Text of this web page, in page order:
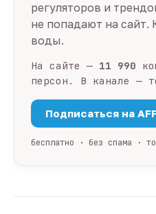
регуляторов и
не попадают на сайт.
воды.
На сайте — 11 990
персон. В канале —
Подписаться на
бесплатно · без спама ·